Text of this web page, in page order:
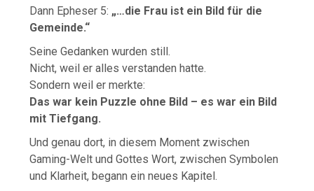
Dann Epheser 5: „…die Frau ist ein Bild für die
Gemeinde.“
Seine Gedanken wurden still.
Nicht, weil er alles verstanden hatte.
Sondern weil er merkte:
Das war kein Puzzle ohne Bild – es war ein Bild
mit Tiefgang.
Und genau dort, in diesem Moment zwischen
Gaming-Welt und Gottes Wort, zwischen Symbolen
und Klarheit, begann ein neues Kapitel.